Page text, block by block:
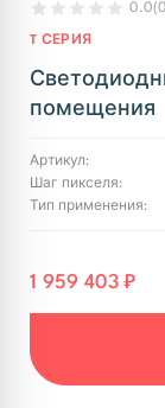
0.0
T СЕРИЯ
помещения
Артикул:
Шаг пикселя:
Тип применения:
1 959 403 ₽